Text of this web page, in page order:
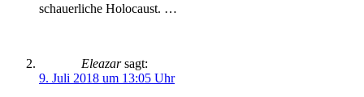
schauerliche Holocaust. …
Eleazar sagt:
9. Juli 2018 um 13:05 Uhr